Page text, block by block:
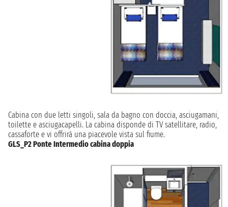
Cabina con due letti singoli, sala da bagno con doccia, asciugamani,
toilette e asciugacapelli. La cabina disponde di TV satellitare, radio,
cassaforte e vi offrirà una piacevole vista sul fiume.
GLS_P2 Ponte Intermedio cabina doppia